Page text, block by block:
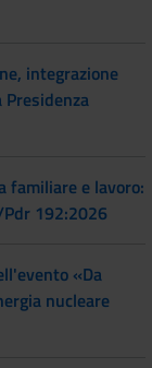
integrazione
Presidenza
familiare e lavoro:
192:2026
«Da
nucleare